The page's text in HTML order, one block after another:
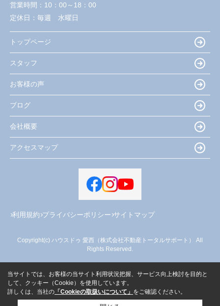
営業時間： 10：00～18：00
定休日： 毎週 水曜日
トップページ
スタッフ
お客様の声
ブログ
会社概要
アクセスマップ
利用規約 プライバシーポリシー サイトマップ
Copyright(c) ハウスドゥ 愛西（株式会社不動産トータルサポート） All
Rights Reserved.
当サイトでは、お客様の当サイト利用状況把握、サービス向上検討を目的と
して、クッキー（Cookie）を使用しています。
詳しくは、当社の 「Cookieの取扱いについて」 をご確認ください。